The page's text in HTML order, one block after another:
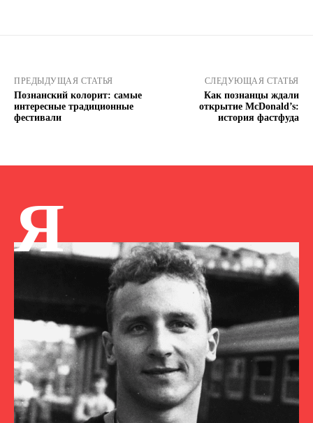
ПРЕДЫДУЩАЯ СТАТЬЯ
Познанский колорит: самые
интересные традиционные
фестивали
СЛЕДУЮЩАЯ СТАТЬЯ
Как познанцы ждали
открытие McDonald’s:
история фастфуда
Я